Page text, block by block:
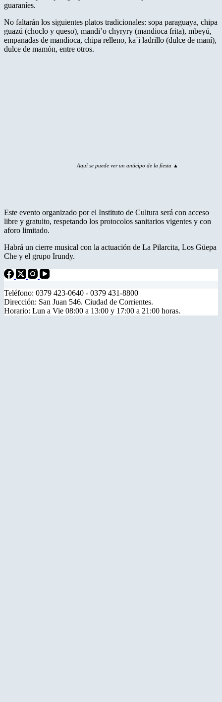
guaraníes.
No faltarán los siguientes platos tradicionales: sopa paraguaya, chipa
guazú (choclo y queso), mandi’o chyryry (mandioca frita), mbeyú,
empanadas de mandioca, chipa relleno, ka´i ladrillo (dulce de maní),
dulce de mamón, entre otros.
Aquí se puede ver un anticipo de la fiesta ▲
Este evento organizado por el Instituto de Cultura será con acceso
libre y gratuito, respetando los protocolos sanitarios vigentes y con
aforo limitado.
Habrá un cierre musical con la actuación de La Pilarcita, Los Güepa
Che y el grupo Irundy.
Teléfono: 0379 423-0640 - 0379 431-8800
Dirección: San Juan 546. Ciudad de Corrientes.
Horario: Lun a Vie 08:00 a 13:00 y 17:00 a 21:00 horas.